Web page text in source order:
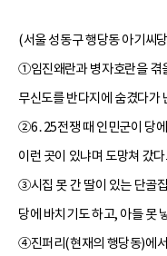
(서울 성동구 행당동 아기씨
①임진왜란과 병자호란을 겪
무신도를 반다지에 숨겼다가
②6․25전쟁 때 인민군이 당
이런 곳이 있냐며 도망쳐 갔
③시집 못 간 딸이 있는 단골
당에 바치기도 하고, 아들 못
④진퍼리(현재의 행당동)에